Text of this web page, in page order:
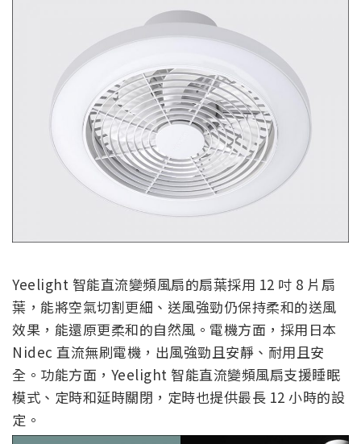
Yeelight 智能直流變頻風扇的扇葉採用 12 吋 8 片扇
葉，能將空氣切割更細、送風強勁仍保持柔和的送風
效果，能還原更柔和的自然風。電機方面，採用日本
Nidec 直流無刷電機，出風強勁且安靜、耐用且安
全。功能方面，Yeelight 智能直流變頻風扇支援睡眠
模式、定時和延時關閉，定時也提供最長 12 小時的設
定。